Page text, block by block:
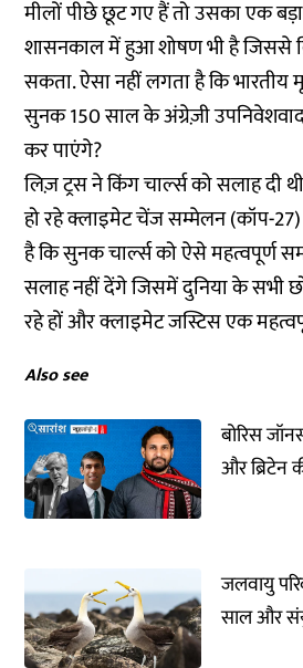
मीलों पीछे छूट गए हैं तो उसका एक
शासनकाल में हुआ शोषण भी है जिससे
सकता. ऐसा नहीं लगता है कि
सुनक 150 साल के अंग्रेज़ी
कर पाएंगे?
लिज़ ट्रस ने किंग चार्ल्स को सलाह दी
हो रहे क्लाइमेट चेंज सम्मेलन (कॉप-27)
है कि सुनक चार्ल्स को ऐसे महत्वपूर्ण
सलाह नहीं देंगे जिसमें दुनिया के सभी
रहे हों और क्लाइमेट जस्टिस एक
Also see
बोरिस
और ब्रिटेन
जलवायु
साल और